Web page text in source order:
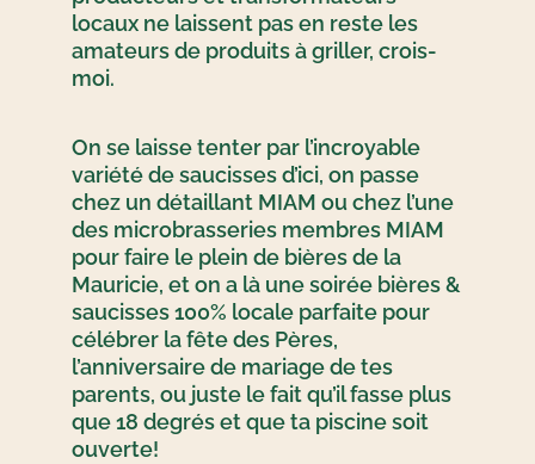
locaux ne laissent pas en reste les
amateurs de produits à griller, crois-
moi.
On se laisse tenter par l’incroyable
variété de saucisses d’ici, on passe
chez un détaillant MIAM ou chez l’une
des microbrasseries membres MIAM
pour faire le plein de bières de la
Mauricie, et on a là une soirée bières &
saucisses 100% locale parfaite pour
célébrer la fête des Pères,
l’anniversaire de mariage de tes
parents, ou juste le fait qu’il fasse plus
que 18 degrés et que ta piscine soit
ouverte!